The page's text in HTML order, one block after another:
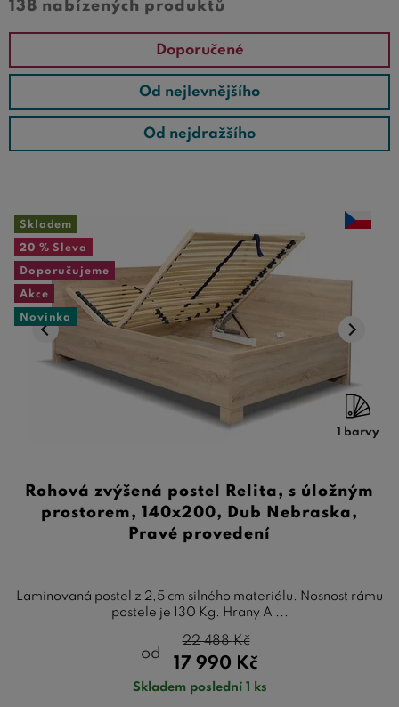
138 nabízených produktů
Doporučené
Od nejlevnějšího
Od nejdražšího
Skladem
20 % Sleva
Doporučujeme
Akce
Novinka
1 barvy
Rohová zvýšená postel Relita, s úložným
prostorem, 140x200, Dub Nebraska,
Pravé provedení
Laminovaná postel z 2,5 cm silného materiálu. Nosnost rámu
postele je 130 Kg. Hrany A ...
od
17 990 Kč
22 488Kč
Skladem poslední 1 ks